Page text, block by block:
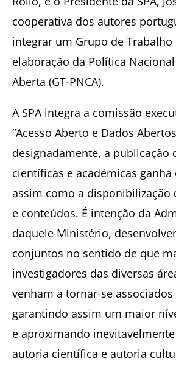
cooperativa dos autores
integrar um Grupo de Trabalho
elaboração da Política
Aberta (GT-PNCA).
A SPA integra a comissão
“Acesso Aberto e Dados
designadamente, a publicação
científicas e académicas ganha
assim como a disponibilização
e conteúdos. É intenção da
daquele Ministério,
conjuntos no sentido de que
investigadores das diversas
venham a tornar-se
garantindo assim um maior
e aproximando
autoria científica e autoria